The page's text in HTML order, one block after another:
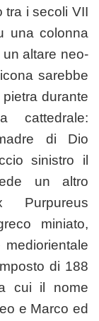
tra i secoli VII
una colonna
altare neo-
sarebbe
durante
cattedrale:
di Dio
sinistro il
un altro
miniato,
di 188
cui il nome
e Marco ed